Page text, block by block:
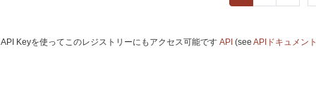
API Keyを使ってこのレジストリーにもアクセス可能です API (see APIドキュメント